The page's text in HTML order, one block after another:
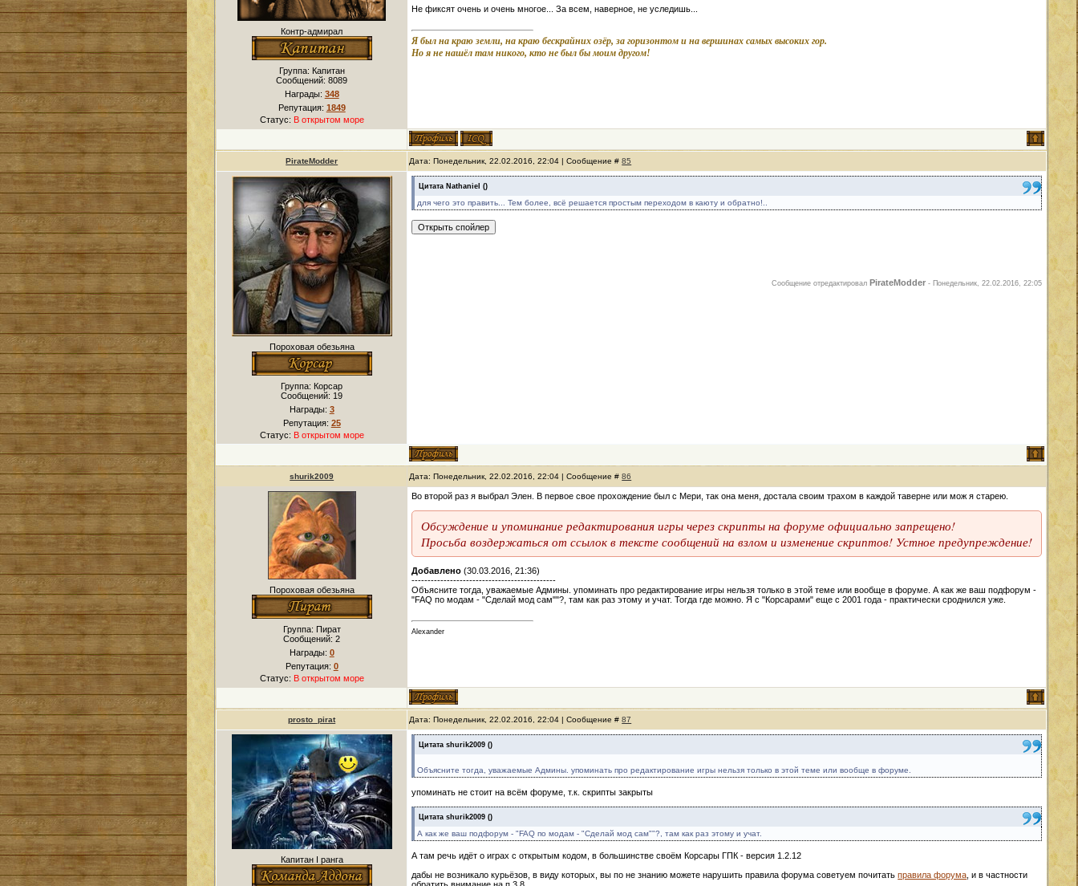
Контр-адмирал
Группа: Капитан
Сообщений:8089
Награды: 348
Репутация: 1849
Статус: В открытом море
Не фиксят очень и очень многое... За всем, наверное, не уследишь...
Я был на краю земли, на краю бескрайних озёр, за горизонтом и на вершинах самых высоких гор.
Но я не нашёл там никого, кто не был бы моим другом!
PirateModder Дата: Понедельник, 22.02.2016, 22:04 | Сообщение #85
Пороховая обезьяна
Группа: Корсар
Сообщений: 19
Награды: 3
Репутация: 25
Статус: В открытом море
Цитата Nathaniel ()
для чего это править... Тем более, всё решается простым переходом в каюту и обратно!..
Сообщение отредактировал PirateModder - Понедельник, 22.02.2016, 22:05
shurik2009 Дата: Понедельник, 22.02.2016, 22:04 | Сообщение #86
Пороховая обезьяна
Группа: Пират
Сообщений:2
Награды: 0
Репутация: 0
Статус: В открытом море
Во второй раз я выбрал Элен. В первое свое прохождение был с Мери, так она меня, достала своим трахом в каждой таверне или мож я старею.
Обсуждение и упоминание редактирования игры через скрипты на форуме официально запрещено!
Просьба воздержаться от ссылок в тексте сообщений на взлом и изменение скриптов! Устное предупреждение!
Добавлено (30.03.2016, 21:36)
---------------------------------------------
Объясните тогда, уважаемые Админы. упоминать про редактирование игры нельзя только в этой теме или вообще в форуме. А как же ваш подфорум -
"FAQ по модам - "Сделай мод сам""?, там как раз этому и учат. Тогда где можно. Я с "Корсарами" еще с 2001 года - практически сроднился уже.
Alexander
prosto_pirat Дата: Понедельник, 22.02.2016, 22:04 | Сообщение #87
Капитан I ранга
Цитата shurik2009 ()
Объясните тогда, уважаемые Админы. упоминать про редактирование игры нельзя только в этой теме или вообще в форуме.
упоминать не стоит на всём форуме, т.к. скрипты закрыты
Цитата shurik2009 ()
А как же ваш подфорум - "FAQ по модам - "Сделай мод сам""?, там как раз этому и учат.
А там речь идёт о играх с открытым кодом, в большинстве своём Корсары ГПК - версия 1.2.12
дабы не возникало курьёзов, в виду которых, вы по не знанию можете нарушить правила форума советуем почитатьправила форума , и в частности